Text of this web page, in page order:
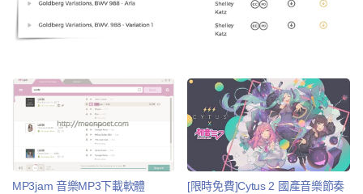
MP3jam 音樂MP3下載軟體
[限時免費]Cytus 2 國產音樂節奏